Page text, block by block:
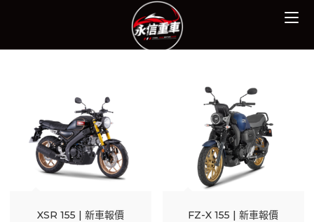
XSR 155 | 新車報價 FZ-X 155 | 新車報價